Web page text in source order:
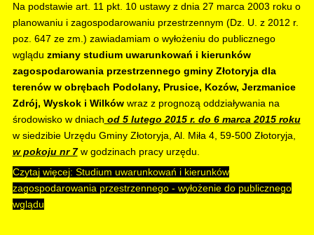
Na podstawie art. 11 pkt. 10 ustawy z dnia 27 marca 2003 roku o
planowaniu i zagospodarowaniu przestrzennym (Dz. U. z 2012 r.
poz. 647 ze zm.) zawiadamiam o wyłożeniu do publicznego
wglądu zmiany studium uwarunkowań i kierunków
zagospodarowania przestrzennego gminy Złotoryja dla
terenów w obrębach Podolany, Prusice, Kozów, Jerzmanice
Zdrój, Wyskok i Wilkówwraz z prognozą oddziaływania na
środowisko w dniach od 5 lutego 2015 r. do 6 marca 2015 roku
w siedzibie Urzędu Gminy Złotoryja, Al. Miła 4, 59-500 Złotoryja,
w pokoju nr 7w godzinach pracy urzędu.
Czytaj więcej: Studium uwarunkowań i kierunków
zagospodarowania przestrzennego - wyłożenie do publicznego
wglądu